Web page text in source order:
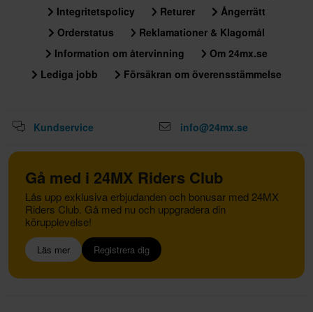
Integritetspolicy
Returer
Ångerrätt
Orderstatus
Reklamationer & Klagomål
Information om återvinning
Om 24mx.se
Lediga jobb
Försäkran om överensstämmelse
Kundservice info@24mx.se
Gå med i 24MX Riders Club
Lås upp exklusiva erbjudanden och bonusar med 24MX
Riders Club. Gå med nu och uppgradera din
körupplevelse!
Läs mer Registrera dig